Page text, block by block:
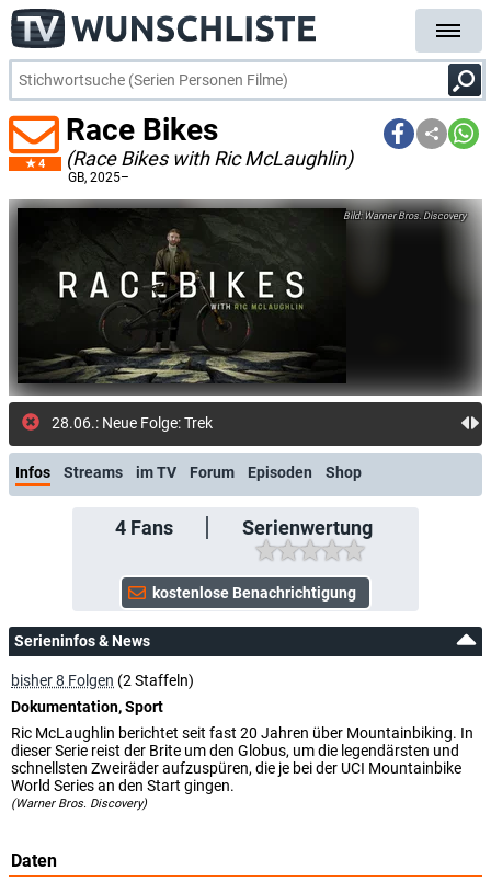
4
Race Bikes
(Race Bikes with Ric McLaughlin)
GB, 2025–
Warner Bros. Discovery
28.06.: Neue Folge: Trek Session (discov
Infos Streams im TV Forum Episoden Shop
4Fans Serienwertung
Serieninfos & News
bisher 8 Folgen (2 Staffeln)
Dokumentation, Sport
Ric McLaughlin berichtet seit fast 20 Jahren über Mountainbiking. In
dieser Serie reist der Brite um den Globus, um die legendärsten und
schnellsten Zweiräder aufzuspüren, die je bei der UCI Mountainbike
World Series an den Start gingen.
(Warner Bros. Discovery)
Daten